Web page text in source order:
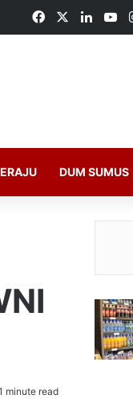
Facebook
DUM SUMUS
minute read